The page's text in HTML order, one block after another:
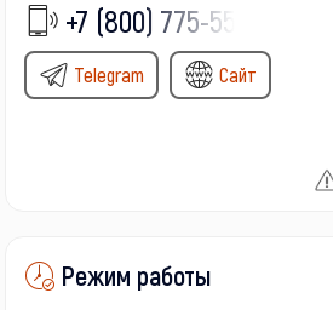
+7 (800) 775-55-
Telegram Сайт
Режим работы